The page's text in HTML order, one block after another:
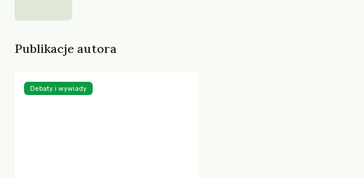
Publikacje autora
Debaty i wywiady